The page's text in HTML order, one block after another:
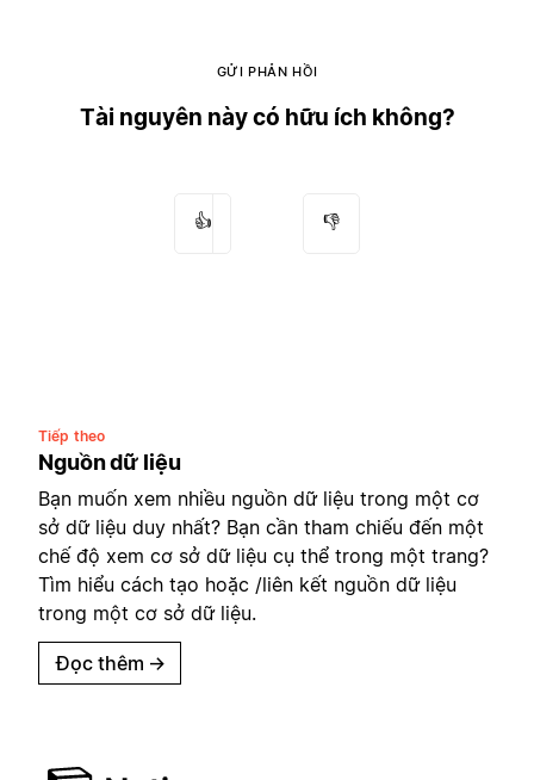
GỬI PHẢN HỒI
Tài nguyên này có hữu ích không?
👍 👎
Tiếp theo
Nguồn dữ liệu
Bạn muốn xem nhiều nguồn dữ liệu trong một cơ
sở dữ liệu duy nhất? Bạn cần tham chiếu đến một
chế độ xem cơ sở dữ liệu cụ thể trong một trang?
Tìm hiểu cách tạo hoặc /liên kết nguồn dữ liệu
trong một cơ sở dữ liệu.
Đọc thêm →